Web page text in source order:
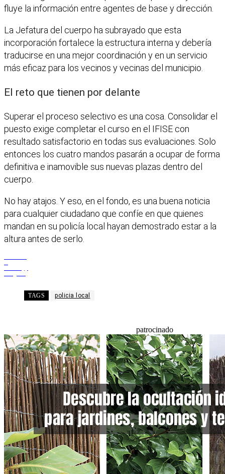
fluye la información entre agentes de base y dirección.
La Jefatura del cuerpo ha subrayado que esta
incorporación fortalece la estructura interna y debería
traducirse en una mejor coordinación y en un servicio
más eficaz para los vecinos y vecinas del municipio.
El reto que tienen por delante
Superar el proceso selectivo es una cosa. Consolidar el
puesto exige completar el curso en el IFISE con
resultado satisfactorio en todas sus evaluaciones. Solo
entonces los cuatro mandos pasarán a ocupar de forma
definitiva e inamovible sus nuevas plazas dentro del
cuerpo.
No hay atajos. Y eso, en el fondo, es una buena noticia
para cualquier ciudadano que confíe en que quienes
mandan en su policía local hayan demostrado estar a la
altura antes de serlo.
TAGS policia local
patrocinado